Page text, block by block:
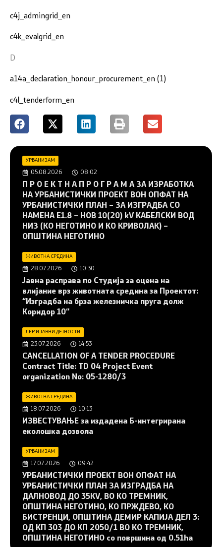
c4j_admingrid_en
c4k_evalgrid_en
D
a14a_declaration_honour_procurement_en (1)
c4l_tenderform_en
УРБАНИЗАМ
05.08.2026 08:02
П Р О Е К Т Н А П Р О Г Р А М А ЗА ИЗРАБОТКА
НА УРБАНИСТИЧКИ ПРОЕКТ ВОН ОПФАТ НА
УРБАНИСТИЧКИ ПЛАН – ЗА ИЗГРАДБА СО
НАМЕНА Е1.8 – НОВ 10(20) kV КАБЕЛСКИ ВОД
НИЗ (КО НЕГОТИНО И КО КРИВОЛАК) –
ОПШТИНА НЕГОТИНО
ЖИВОТНА СРЕДИНА
28.07.2026 10:30
Јавна расправа по Студија за оцена на
влијание врз животната средина за Проектот:
“Изградба на брза железничка пруга долж
Коридор 10“
ЛЕР И ЈАВНИ ДЕЈНОСТИ
23.07.2026 14:53
CANCELLATION OF A TENDER PROCEDURE
Contract Title: TD 04 Project Event
organization No: 05-1280/3
ЖИВОТНА СРЕДИНА
18.07.2026 10:13
ИЗВЕСТУВАЊЕ за издадена Б-интегрирана
еколошка дозвола
УРБАНИЗАМ
17.07.2026 09:42
УРБАНИСТИЧКИ ПРОЕКТ ВОН ОПФАТ НА
УРБАНИСТИЧКИ ПЛАН ЗА ИЗГРАДБА НА
ДАЛНОВОД ДО 35KV, ВО КО ТРЕМНИК,
ОПШТИНА НЕГОТИНО, КО ПРЖДЕВО, КО
БИСТРЕНЦИ, ОПШТИНА ДЕМИР КАПИЈА ДЕЛ 3:
ОД КП 303 ДО КП 2050/1 ВО КО ТРЕМНИК,
ОПШТИНА НЕГОТИНО со површина од 0.51ha